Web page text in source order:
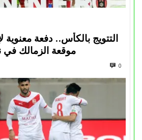
التتويج بالكأس.. دفعة معنوية
موقعة الزمالك في
0